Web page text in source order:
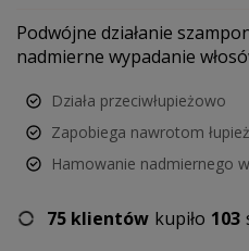
Podwójne działanie
nadmierne wypadanie
Działa przeciwłupieżowo
Zapobiega nawrotom
Hamowanie nadmiernego
75 klientów kupiło 103